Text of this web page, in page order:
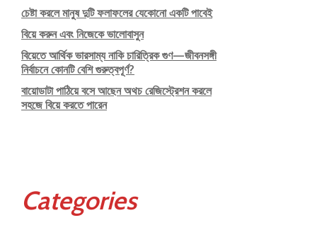
চেষ্টা করলে মানুষ দুটি ফলাফলের যেকোনো একটি পাবেই
বিয়ে করুন এবং নিজেকে ভালোবাসুন
বিয়েতে আর্থিক ভারসাম্য নাকি চারিত্রিক গুণ—জীবনসঙ্গী
নির্বাচনে কোনটি বেশি গুরুত্বপূর্ণ?
বায়োডাটা পাঠিয়ে বসে আছেন অথচ রেজিস্ট্রেশন করলে
সহজে বিয়ে করতে পারেন
Categories